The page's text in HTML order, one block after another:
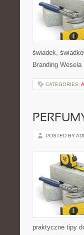
świadek,
Branding
CATEGORIES:
POSTED BY
praktyczne tipy